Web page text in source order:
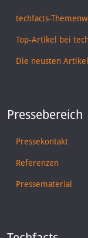
techfacts-
Top-Artikel bei
Die neusten
Pressebereich
Pressekontakt
Referenzen
Pressematerial